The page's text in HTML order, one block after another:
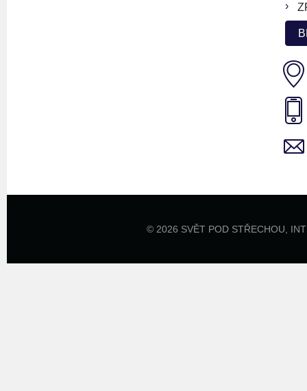
© 2026 SVĚT POD STŘECHOU,